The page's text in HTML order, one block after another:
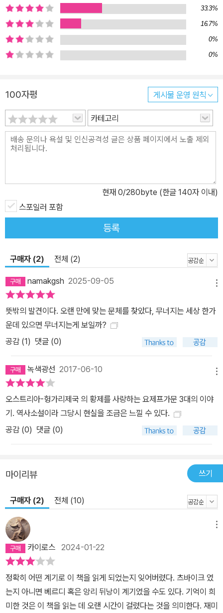
처럼 군인이 되어 황제를 위해 죽겠다고 결심하지만 현실적으로는 마
음이 너무 여린 인물로, 동료들의 도박 빚이나 대신 갚아주고 이런저
런 애정사에 휘말리기나 하다가 결국 전장에서 어이없는 죽음을 맞이
한다. 아들의 죽음에 절망에 찬 나날을 보내던 아버지 프란츠 또한 황
세계문학 담론을 주도해온 창비가 오직 좋은 책으로 독자와 함께하고
시공간에서 우리와 닮은 삶을 만나게 해주고, 가보지 못한 길을 걷게
하며, 그 길 끝에서 새로운 길을 열어주기를 소망한다. 또한 무한경쟁
에 내몰린 젊은이와 청소년들에게 삶의 소중함과 기쁨을 일깨워주기
33.3%
16.7%
0%
0%
100자평 게시물 운영 원칙
카테고리
현재 0/280byte (한글 140자 이내)
스포일러 포함
등록
구매자 (2) 전체 (2)
namakgsh 2025-09-05
뜻밖의 발견이다. 오랜 만에 맞는 문체를 찾았다, 무너지는 세상 한가
운데 있으면 무너지는게 보일까?
공감 (1) 댓글 (0)
녹색광선 2017-06-10
오스트리아-헝가리제국 의 황제를 사랑하는 요제프가문 3대의 이야
기. 역사소설이라 그당시 현실을 조금은 느낄 수 있다.
공감 (0) 댓글 (0)
마이리뷰 쓰기
구매자 (2) 전체 (10)
카이로스 2024-01-22
정확히 어떤 계기로 이 책을 읽게 되었는지 잊어버렸다. 츠바이크 였
는지 아니면 베르디 혹은 앙리 뒤낭이 계기였을 수도 있다. 기억이 희
미한 것은 이 책을 읽는 데 오랜 시간이 걸렸다는 것을 의미한다. 재미